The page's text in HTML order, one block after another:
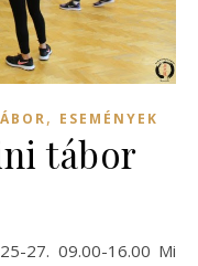
, ESEMÉNYEK
tábor